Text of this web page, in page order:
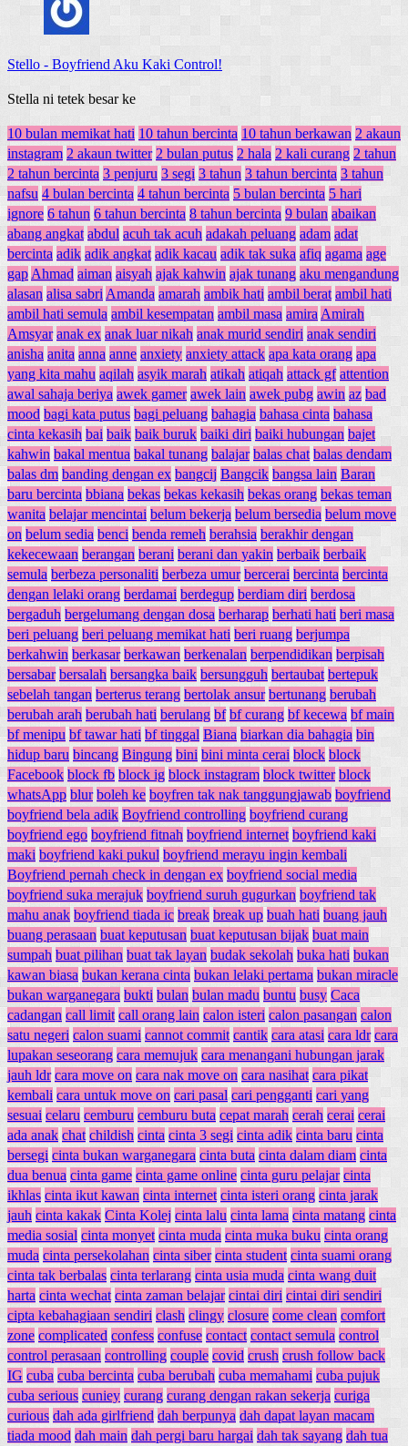
Stello - Boyfriend Aku Kaki Control!
Stella ni tetek besar ke
10 bulan memikat hati 10 tahun bercinta 10 tahun berkawan 2 akaun
instagram 2 akaun twitter 2 bulan putus 2 hala 2 kali curang 2 tahun
2 tahun bercinta 3 penjuru 3 segi 3 tahun 3 tahun bercinta 3 tahun
nafsu 4 bulan bercinta 4 tahun bercinta 5 bulan bercinta 5 hari
ignore 6 tahun 6 tahun bercinta 8 tahun bercinta 9 bulan abaikan
abang angkat abdul acuh tak acuh adakah peluang adam adat
bercinta adik adik angkat adik kacau adik tak suka afiq agama age
gap Ahmad aiman aisyah ajak kahwin ajak tunang aku mengandung
alasan alisa sabri Amanda amarah ambik hati ambil berat ambil hati
ambil hati semula ambil kesempatan ambil masa amira Amirah
Amsyar anak ex anak luar nikah anak murid sendiri anak sendiri
anisha anita anna anne anxiety anxiety attack apa kata orang apa
yang kita mahu aqilah asyik marah atikah atiqah attack gf attention
awal sahaja beriya awek gamer awek lain awek pubg awin az bad
mood bagi kata putus bagi peluang bahagia bahasa cinta bahasa
cinta kekasih bai baik baik buruk baiki diri baiki hubungan bajet
kahwin bakal mentua bakal tunang balajar balas chat balas dendam
balas dm banding dengan ex bangcij Bangcik bangsa lain Baran
baru bercinta bbiana bekas bekas kekasih bekas orang bekas teman
wanita belajar mencintai belum bekerja belum bersedia belum move
on belum sedia benci benda remeh berahsia berakhir dengan
kekecewaan berangan berani berani dan yakin berbaik berbaik
semula berbeza personaliti berbeza umur bercerai bercinta bercinta
dengan lelaki orang berdamai berdegup berdiam diri berdosa
bergaduh bergelumang dengan dosa berharap berhati hati beri masa
beri peluang beri peluang memikat hati beri ruang berjumpa
berkahwin berkasar berkawan berkenalan berpendidikan berpisah
bersabar bersalah bersangka baik bersungguh bertaubat bertepuk
sebelah tangan berterus terang bertolak ansur bertunang berubah
berubah arah berubah hati berulang bf bf curang bf kecewa bf main
bf menipu bf tawar hati bf tinggal Biana biarkan dia bahagia bin
hidup baru bincang Bingung bini bini minta cerai block block
Facebook block fb block ig block instagram block twitter block
whatsApp blur boleh ke boyfren tak nak tanggungjawab boyfriend
boyfriend bela adik Boyfriend controlling boyfriend curang
boyfriend ego boyfriend fitnah boyfriend internet boyfriend kaki
maki boyfriend kaki pukul boyfriend merayu ingin kembali
Boyfriend pernah check in dengan ex boyfriend social media
boyfriend suka merajuk boyfriend suruh gugurkan boyfriend tak
mahu anak boyfriend tiada ic break break up buah hati buang jauh
buang perasaan buat keputusan buat keputusan bijak buat main
sumpah buat pilihan buat tak layan budak sekolah buka hati bukan
kawan biasa bukan kerana cinta bukan lelaki pertama bukan miracle
bukan warganegara bukti bulan bulan madu buntu busy Caca
cadangan call limit call orang lain calon isteri calon pasangan calon
satu negeri calon suami cannot commit cantik cara atasi cara ldr cara
lupakan seseorang cara memujuk cara menangani hubungan jarak
jauh ldr cara move on cara nak move on cara nasihat cara pikat
kembali cara untuk move on cari pasal cari pengganti cari yang
sesuai celaru cemburu cemburu buta cepat marah cerah cerai cerai
ada anak chat childish cinta cinta 3 segi cinta adik cinta baru cinta
bersegi cinta bukan warganegara cinta buta cinta dalam diam cinta
dua benua cinta game cinta game online cinta guru pelajar cinta
ikhlas cinta ikut kawan cinta internet cinta isteri orang cinta jarak
jauh cinta kakak Cinta Kolej cinta lalu cinta lama cinta matang cinta
media sosial cinta monyet cinta muda cinta muka buku cinta orang
muda cinta persekolahan cinta siber cinta student cinta suami orang
cinta tak berbalas cinta terlarang cinta usia muda cinta wang duit
harta cinta wechat cinta zaman belajar cintai diri cintai diri sendiri
cipta kebahagiaan sendiri clash clingy closure come clean comfort
zone complicated confess confuse contact contact semula control
control perasaan controlling couple covid crush crush follow back
IG cuba cuba bercinta cuba berubah cuba memahami cuba pujuk
cuba serious cuniey curang curang dengan rakan sekerja curiga
curious dah ada girlfriend dah berpunya dah dapat layan macam
tiada mood dah main dah pergi baru hargai dah tak sayang dah tua